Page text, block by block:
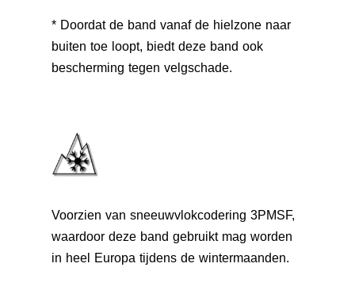
* Doordat de band vanaf de hielzone naar
buiten toe loopt, biedt deze band ook
bescherming tegen velgschade.
Voorzien van sneeuwvlokcodering 3PMSF,
waardoor deze band gebruikt mag worden
in heel Europa tijdens de wintermaanden.